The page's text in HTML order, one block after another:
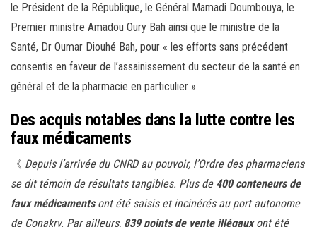
le Président de la République, le Général Mamadi Doumbouya, le
Premier ministre Amadou Oury Bah ainsi que le ministre de la
Santé, Dr Oumar Diouhé Bah, pour « les efforts sans précédent
consentis en faveur de l’assainissement du secteur de la santé en
général et de la pharmacie en particulier ».
Des acquis notables dans la lutte contre les
faux médicaments
《 Depuis l’arrivée du CNRD au pouvoir, l’Ordre des pharmaciens
se dit témoin de résultats tangibles. Plus de 400 conteneurs de
faux médicamentsont été saisis et incinérés au port autonome
de Conakry. Par ailleurs, 839 points de vente illégauxont été